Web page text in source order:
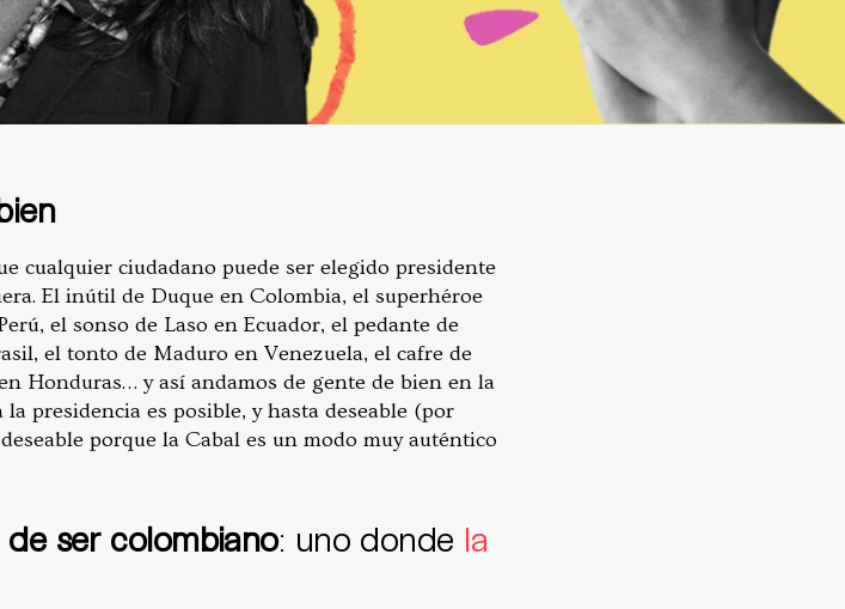
cualquier ciudadano puede ser elegido presidente
El inútil de Duque en Colombia, el superhéroe
el sonso de Laso en Ecuador, el pedante de
el tonto de Maduro en Venezuela, el cafre de
Honduras… y así andamos de gente de bien en la
presidencia es posible, y hasta deseable (por
porque la Cabal es un modo muy auténtico
ser colombiano: uno donde la